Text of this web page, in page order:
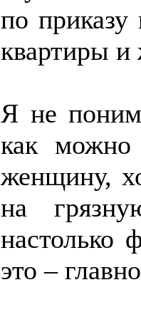
по приказу
квартиры и
Я не
как можно
женщину,
на
настолько
это –